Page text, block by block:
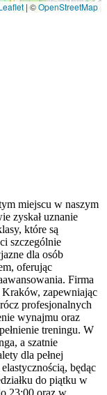
|©OpenStreetMap
miejscu w naszym
zyskał uznanie
które są
szczególnie
dla osób
oferując
Firma
Kraków, zapewniając
profesjonalnych
wynajmu oraz
treningu. W
a szatnie
dla pełnej
będąc
do piątku w
23:00 oraz w